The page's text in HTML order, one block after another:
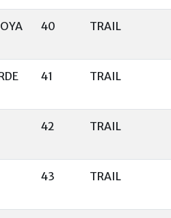
40 TRAIL
41 TRAIL
42 TRAIL
43 TRAIL